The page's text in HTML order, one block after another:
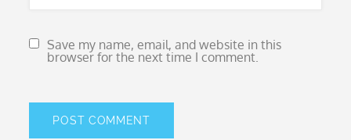
Save my name, email, and website in this
browser for the next time I comment.